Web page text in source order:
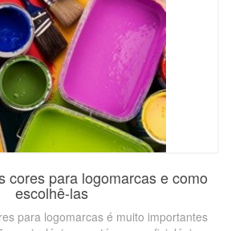
cores para logomarcas e como
escolhê-las
para logomarcas é muito importantes